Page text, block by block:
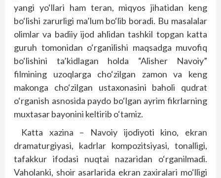
yangi yo‘llari ham teran, miqyos jihatidan keng
bo‘lishi zarurligi ma’lum bo‘lib boradi. Bu masalalar
olimlar va badiiy ijod ahlidan tashkil topgan katta
guruh tomonidan o‘rganilishi maqsadga muvofiq
bo‘lishini ta’kidlagan holda “Alisher Navoiy”
filmining uzoqlarga cho‘zilgan zamon va keng
makonga cho‘zilgan ustaxonasini baholi qudrat
o‘rganish asnosida paydo bo‘lgan ayrim fikrlarning
muxtasar bayonini keltirib o‘tamiz.
Katta xazina – Navoiy ijodiyoti kino, ekran
dramaturgiyasi, kadrlar kompozitsiyasi, tonalligi,
tafakkur ifodasi nuqtai nazaridan o‘rganilmadi.
Vaholanki, shoir asarlarida ekran zaxiralari mo‘lligi